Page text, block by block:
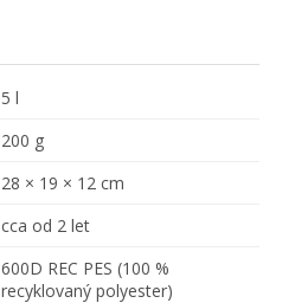
5 l
200 g
28 × 19 × 12 cm
cca od 2 let
600D REC PES (100 %
recyklovaný polyester)